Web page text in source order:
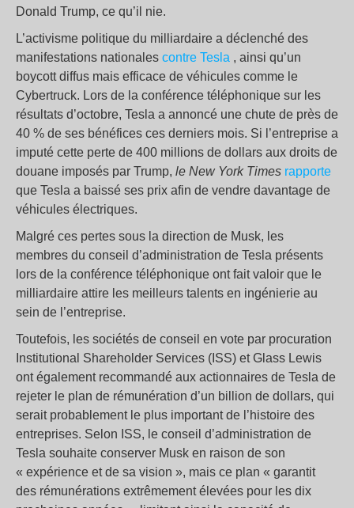
Donald Trump, ce qu’il nie.
L’activisme politique du milliardaire a déclenché des
manifestations nationales contre Tesla , ainsi qu’un
boycott diffus mais efficace de véhicules comme le
Cybertruck. Lors de la conférence téléphonique sur les
résultats d’octobre, Tesla a annoncé une chute de près de
40 % de ses bénéfices ces derniers mois. Si l’entreprise a
imputé cette perte de 400 millions de dollars aux droits de
douane imposés par Trump, le New York Times rapporte
que Tesla a baissé ses prix afin de vendre davantage de
véhicules électriques.
Malgré ces pertes sous la direction de Musk, les
membres du conseil d’administration de Tesla présents
lors de la conférence téléphonique ont fait valoir que le
milliardaire attire les meilleurs talents en ingénierie au
sein de l’entreprise.
Toutefois, les sociétés de conseil en vote par procuration
Institutional Shareholder Services (ISS) et Glass Lewis
ont également recommandé aux actionnaires de Tesla de
rejeter le plan de rémunération d’un billion de dollars, qui
serait probablement le plus important de l’histoire des
entreprises. Selon ISS, le conseil d’administration de
Tesla souhaite conserver Musk en raison de son
« expérience et de sa vision », mais ce plan « garantit
des rémunérations extrêmement élevées pour les dix